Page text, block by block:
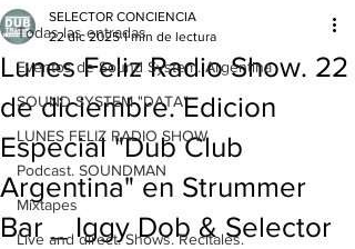
Todas las entradas
Eventos de Sound System. Argentina
SOUND SYSTEM "DATA"
LUNES FELIZ RADIO SHOW
Podcast. SOUNDMAN
Mixtapes
Live and direct. Shows. Recitales.
Lunes Feliz Radio Show. 22
de diciembre. Edicion
Especial "Dub Club
Argentina" en Strummer
Bar _ Iggy Dob & Selector
SELECTOR CONCIENCIA
22 dic 2025 1 min de lectura